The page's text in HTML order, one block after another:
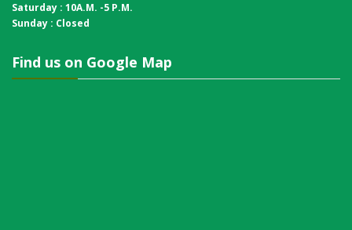
Saturday : 10A.M. -5 P.M.
Sunday : Closed
Find us on Google Map